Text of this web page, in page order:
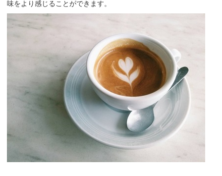
味をより感じることができます。